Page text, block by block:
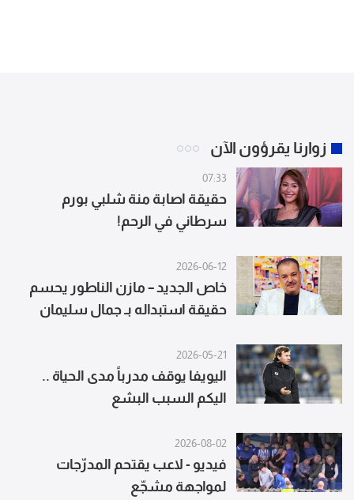
زوارنا يقرؤون الآن
07:33
حقيقة اصابة منة شلبي بورم
سرطاني في الرحم!
2026-06-12
خاص الجديد – مازن الناطور يحسم
حقيقة استبداله بـ جمال سليمان
2026-05-21
اليويفا يوقف مدرباً مدى الحياة ..
اليكم السبب البشع
2026-08-02
فيديو - لاعب يقتحم المدرّجات
لمواجهة مشجّع